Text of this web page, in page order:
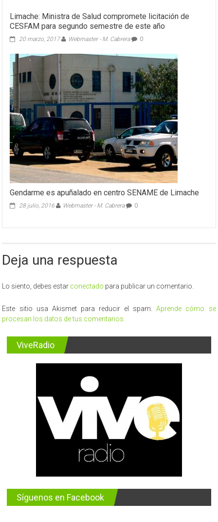
Limache: Ministra de Salud compromete licitación de
CESFAM para segundo semestre de este año
20 marzo, 2017 Webmaster - M. Cabrera 0
Gendarme es apuñalado en centro SENAME de Limache
28 julio, 2016 Webmaster - M. Cabrera 0
Deja una respuesta
Lo siento, debes estar conectado para publicar un comentario.
Este sitio usa Akismet para reducir el spam.Aprende cómo se
procesan los datos de tus comentarios.
ViveRadio
Síguenos en Facebook